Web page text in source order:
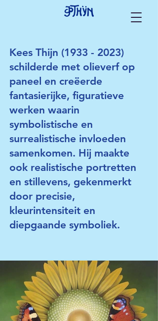
Kees Thijn (1933 - 2023)
schilderde met olieverf op
paneel en creëerde
fantasierijke, figuratieve
werken waarin
symbolistische en
surrealistische invloeden
samenkomen. Hij maakte
ook realistische portretten
en stillevens, gekenmerkt
door precisie,
kleurintensiteit en
diepgaande symboliek.